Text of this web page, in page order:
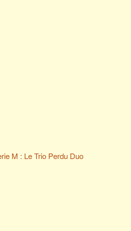
M : Le Trio Perdu Duo